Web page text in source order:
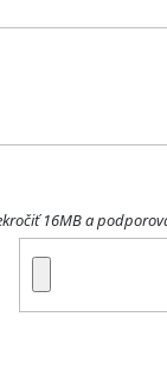
16MB a